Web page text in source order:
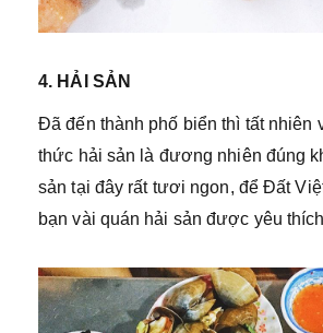
4. HẢI SẢN
Đã đến thành phố biển thì tất nhiên
thức hải sản là đương nhiên đúng
sản tại đây rất tươi ngon, để Đất
bạn vài quán hải sản được yêu